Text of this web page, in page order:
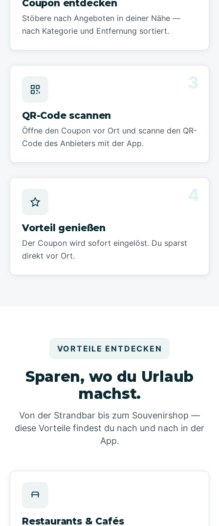
Coupon entdecken
Stöbere nach Angeboten in deiner Nähe —
nach Kategorie und Entfernung sortiert.
3
QR-Code scannen
Öffne den Coupon vor Ort und scanne den QR-
Code des Anbieters mit der App.
4
Vorteil genießen
Der Coupon wird sofort eingelöst. Du sparst
direkt vor Ort.
VORTEILE ENTDECKEN
Sparen, wo du Urlaub
machst.
Von der Strandbar bis zum Souvenirshop —
diese Vorteile findest du nach und nach in der
App.
Restaurants & Cafés